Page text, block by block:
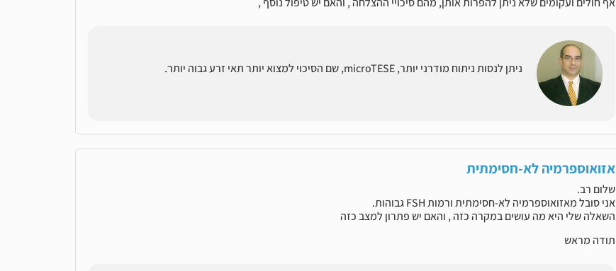
ניתן לנסות ניתוח מודרני יותר, microTESE, שם הסיכוי למצוא יותר תאי זרע גבוה יותר.
אזואוספרמיה לא-חסימתית
שלום רב.
אני סובל מאזואוספרמיה לא-חסימתית ורמות FSH גבוהות.
השאלה שלי היא מה עושים במקרה כזה , והאם יש פתרון למצב כזה
תודה מראש